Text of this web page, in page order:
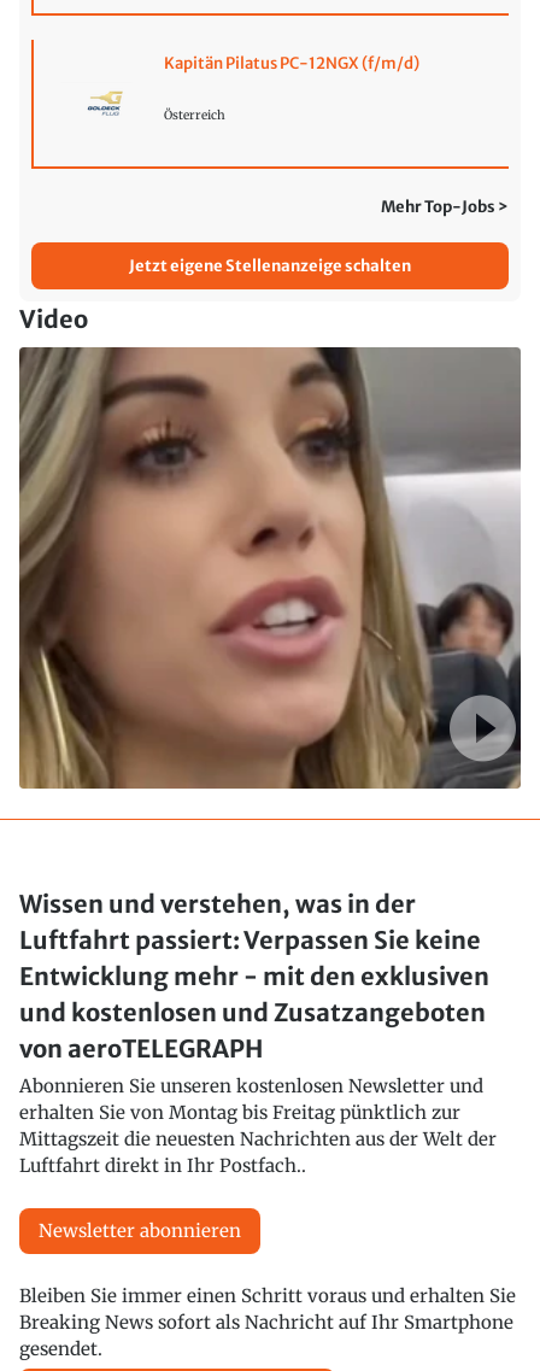
Kapitän Pilatus PC-12NGX (f/m/d)
Österreich
Mehr Top-Jobs >
Jetzt eigene Stellenanzeige schalten
Video
Wissen und verstehen, was in der
Luftfahrt passiert: Verpassen Sie keine
Entwicklung mehr - mit den exklusiven
und kostenlosen und Zusatzangeboten
von aeroTELEGRAPH
Abonnieren Sie unseren kostenlosen Newsletter und
erhalten Sie von Montag bis Freitag pünktlich zur
Mittagszeit die neuesten Nachrichten aus der Welt der
Luftfahrt direkt in Ihr Postfach..
Newsletter abonnieren
Bleiben Sie immer einen Schritt voraus und erhalten Sie
Breaking News sofort als Nachricht auf Ihr Smartphone
gesendet.